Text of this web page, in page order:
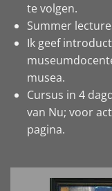
te volgen.
Summer
Ik geef
musea.
Cursus in 4
van Nu; voor
pagina.